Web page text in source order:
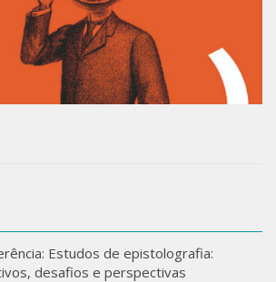
Estudos de epistolografia:
desafios e perspectivas